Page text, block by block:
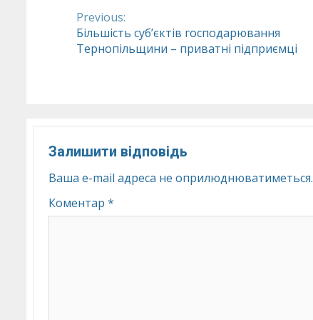
Continue
Reading
Previous:
Більшість суб’єктів господарювання
Тернопільщини – приватні підприємці
Залишити відповідь
Ваша e-mail адреса не оприлюднюватиметься.
Коментар *